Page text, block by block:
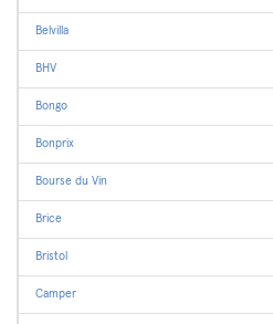
Belvilla
BHV
Bongo
Bonprix
Bourse du Vin
Brice
Bristol
Camper